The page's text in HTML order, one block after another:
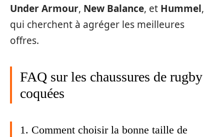
Under Armour, New Balance, et Hummel,
qui cherchent à agréger les meilleures
offres.
FAQ sur les chaussures de rugby
coquées
1. Comment choisir la bonne taille de